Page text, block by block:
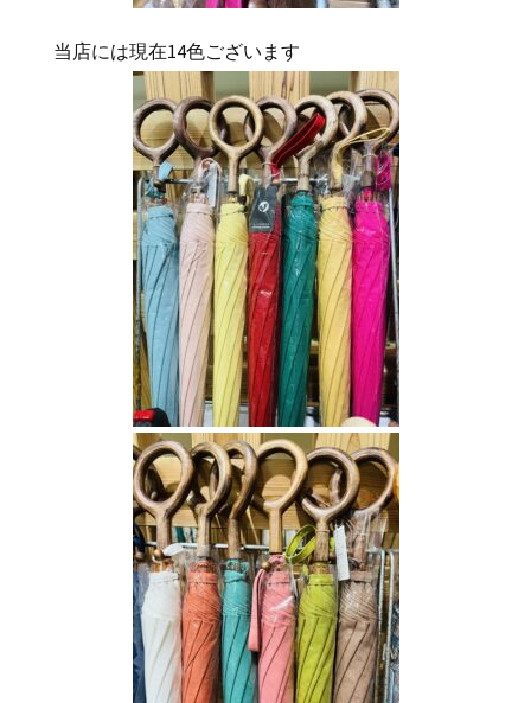
当店には現在14色ございます